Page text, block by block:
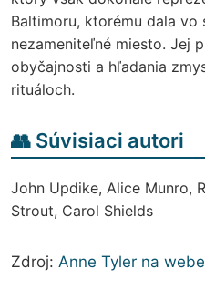
Baltimoru, ktorému dala
nezameniteľné miesto. Jej
obyčajnosti a hľadania
rituáloch.
👥 Súvisiaci autori
John Updike, Alice Munro,
Strout, Carol Shields
Zdroj: Anne Tyler na